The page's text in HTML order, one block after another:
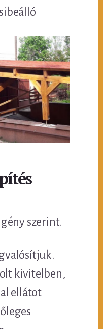
szerint.
kivitelben,
ellátot